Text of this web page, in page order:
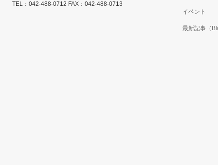
イベント
最新記事（
TEL：042-488-0712 FAX：042-488-0713